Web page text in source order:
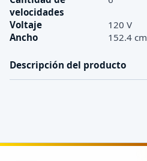
velocidades
Voltaje
120 V
Ancho
152.4 cm
Descripción del producto